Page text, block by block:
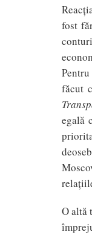
fost
făcut
egală
O altă